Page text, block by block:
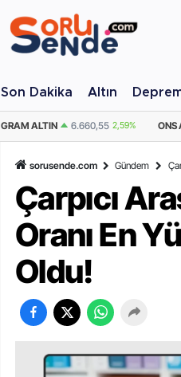
Son Dakika Altın
ONS ALTIN / USD 4.341,81 2,40%
sorusende.com Gündem
Çarpıcı
Oranı En
Oldu!